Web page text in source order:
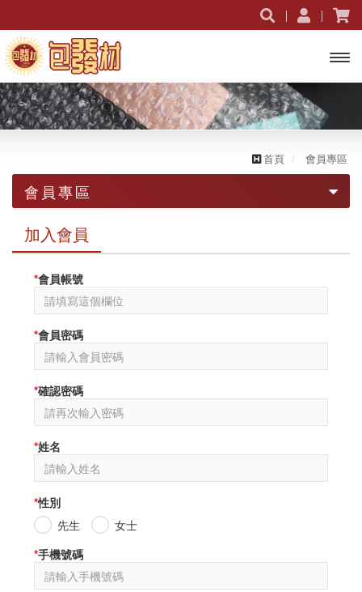
首頁 會員專區
會員專區
會員登入
加入會員
忘記密碼
加入會員
*會員帳號
*會員密碼
*確認密碼
*姓名
*性別
先生
女士
*手機號碼